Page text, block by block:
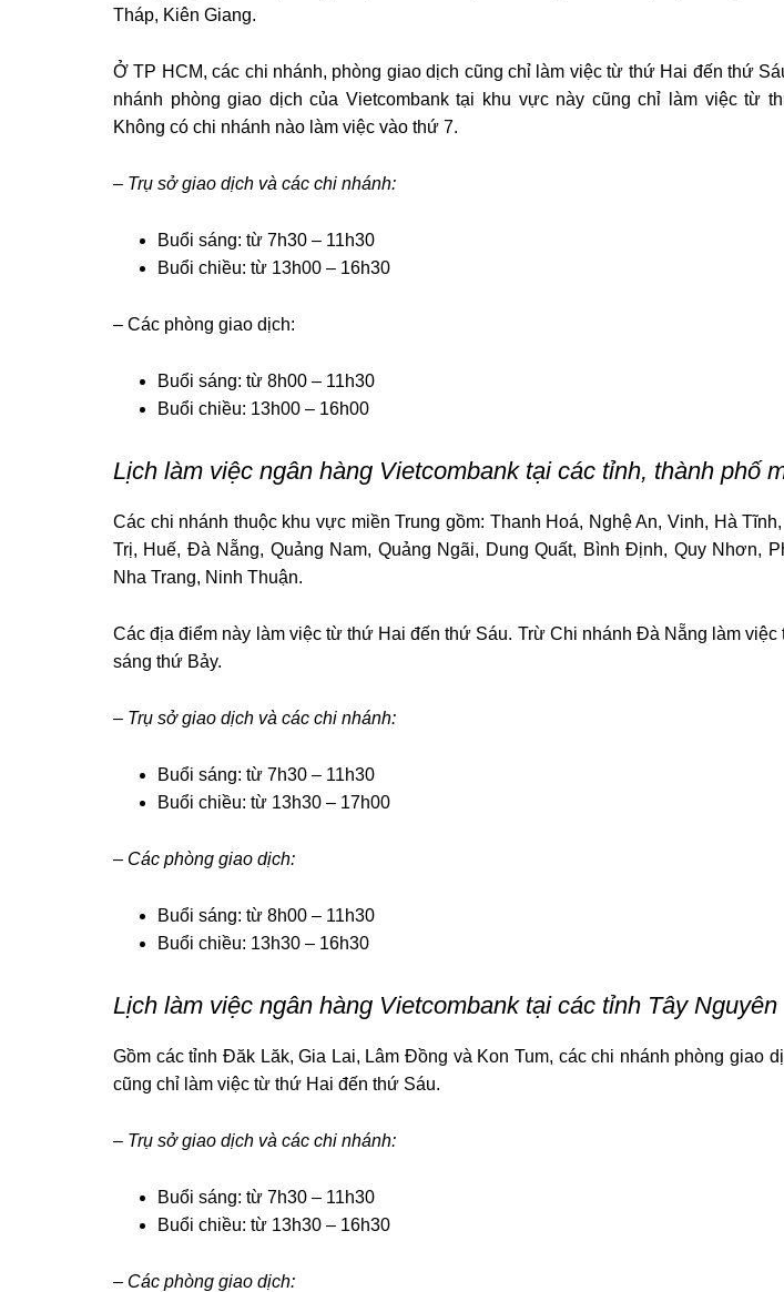
Tháp, Kiên Giang.
Ở TP HCM, các chi nhánh, phòng giao dịch cũng chỉ làm việc từ thứ Hai đến thứ
nhánh phòng giao dịch của Vietcombank tại khu vực này cũng chỉ làm việc từ
Không có chi nhánh nào làm việc vào thứ 7.
– Trụ sở giao dịch và các chi nhánh:
Buổi sáng: từ 7h30 – 11h30
Buổi chiều: từ 13h00 – 16h30
– Các phòng giao dịch:
Buổi sáng: từ 8h00 – 11h30
Buổi chiều: 13h00 – 16h00
Lịch làm việc ngân hàng Vietcombank tại các tỉnh, thành phố
Các chi nhánh thuộc khu vực miền Trung gồm: Thanh Hoá, Nghệ An, Vinh, Hà
Trị, Huế, Đà Nẵng, Quảng Nam, Quảng Ngãi, Dung Quất, Bình Định, Quy Nhơn,
Nha Trang, Ninh Thuận.
Các địa điểm này làm việc từ thứ Hai đến thứ Sáu. Trừ Chi nhánh Đà Nẵng làm việc
sáng thứ Bảy.
– Trụ sở giao dịch và các chi nhánh:
Buổi sáng: từ 7h30 – 11h30
Buổi chiều: từ 13h30 – 17h00
– Các phòng giao dịch:
Buổi sáng: từ 8h00 – 11h30
Buổi chiều: 13h30 – 16h30
Lịch làm việc ngân hàng Vietcombank tại các tỉnh Tây Nguyên
Gồm các tỉnh Đăk Lăk, Gia Lai, Lâm Đồng và Kon Tum, các chi nhánh phòng giao
cũng chỉ làm việc từ thứ Hai đến thứ Sáu.
– Trụ sở giao dịch và các chi nhánh:
Buổi sáng: từ 7h30 – 11h30
Buổi chiều: từ 13h30 – 16h30
– Các phòng giao dịch: